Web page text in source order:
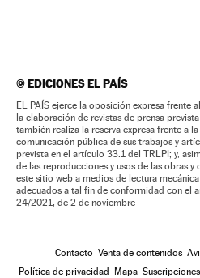
©EDICIONES EL PAÍS
EL PAÍS ejerce la oposición expresa frente
la elaboración de revistas de prensa
también realiza la reserva expresa frente a
comunicación pública de sus trabajos y
prevista en el artículo 33.1 del TRLPI; y,
de las reproducciones y usos de las obras
este sitio web a medios de lectura
adecuados a tal fin de conformidad con el
24/2021, de 2 de noviembre
Contacto Venta de contenidos
Política de privacidad Mapa